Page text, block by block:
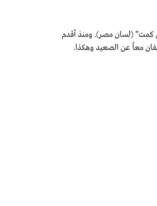
إن كمت” (لسان مصر). ومنذ أقدم
معاً عن الصعيد وهكذا.